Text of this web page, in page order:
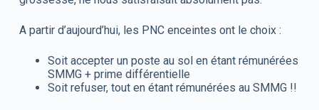
A partir d’aujourd’hui, les PNC enceintes ont le choix :
Soit accepter un poste au sol en étant rémunérées
SMMG + prime différentielle
Soit refuser, tout en étant rémunérées au SMMG !!